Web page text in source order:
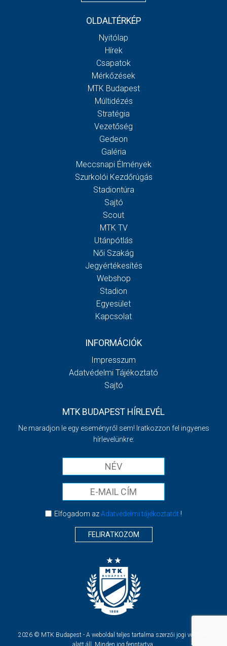
OLDALTÉRKÉP
Nyitólap
Hírek
Csapatok
Mérkőzések
MTK Budapest
Múltidézés
Stratégia
Vezetőség
Gedeon
Galéria
Meccsnapi Élmények
Szurkolói Kezdőrúgás
Stadiontúra
Sajtó
Scout
MTK TV
Utánpótlás
Női Szakág
Jegyértékesítés
Webshop
Stadion
Egyesület
Kapcsolat
INFORMÁCIÓK
Impresszum
Adatvédelmi Tájékoztató
Sajtó
MTK BUDAPEST HÍRLEVÉL
Ne maradjon le egy eseményről sem! Iratkozzon fel ingyenes
hírlevelünkre:
Elfogadom azAdatvédelmi tájékoztatót!
FELIRATKOZOM
2026 © MTK Budapest - A weboldal teljes tartalma szerzői jogi védelem